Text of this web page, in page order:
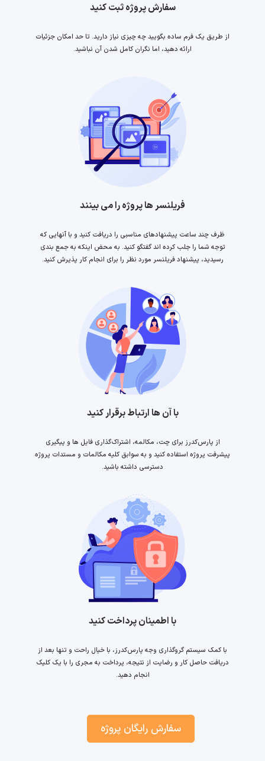
سفارش پروژه ثبت کنید
از طریق یک فرم ساده بگویید چه چیزی نیاز دارید. تا حد امکان جزئیات
ارائه دهید، اما نگران کامل شدن آن نباشید.
فریلنسر ها پروژه را می بینند
ظرف چند ساعت پیشنهادهای مناسبی را دریافت کنید و با آنهایی که
توجه شما را جلب کرده اند گفتگو کنید. به محض اینکه به جمع بندی
رسیدید، پیشنهاد فریلنسر مورد نظر را برای انجام کار پذیرش کنید.
با آن ها ارتباط برقرار کنید
از پارس‌کدرز برای چت، مکالمه، اشتراک‌گذاری فایل ها و پیگیری
پیشرفت پروژه استفاده کنید و به سوابق کلیه مکالمات و مستدات پروژه
دسترسی داشته باشید.
با اطمینان پرداخت کنید
با کمک سیستم گروگذاری وجه پارس‌کدرز، با خیال راحت و تنها بعد از
دریافت حاصل کار و رضایت از نتیجه، پرداخت به مجری را با یک کلیک
انجام دهید.
سفارش رایگان پروژه